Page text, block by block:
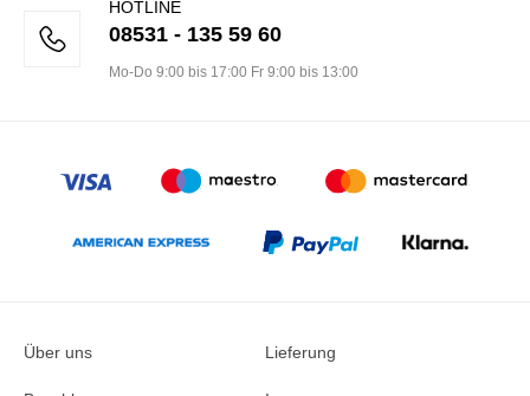
HOTLINE
08531 - 135 59 60
Mo-Do 9:00 bis 17:00 Fr 9:00 bis 13:00
Über uns Lieferung